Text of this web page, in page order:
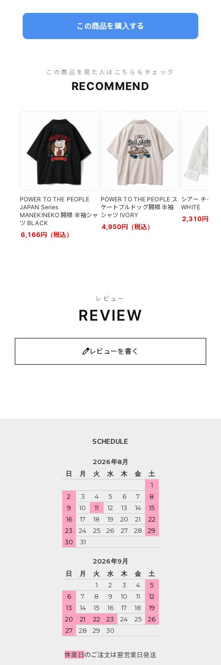
この商品を購入する
この商品を見た人はこちらもチェック
RECOMMEND
POWER TO THE PEOPLE
JAPAN Series
MANEKINEKO 開襟 半袖シャ
ツ BLACK
6,166円（税込）
POWER TO THE PEOPLE ス
ケートブルドッグ開襟 半袖
シャツ IVORY
4,950円（税込）
シアー チャイ
WHITE
2,310円（
レビュー
REVIEW
レビューを書く
SCHEDULE
2026年8月
日
月 火 水 木 金
土
1
2
3 4 5 6 7
8
9
10 11 12 13 14
15
16
17 18 19 20 21
22
23
24 25 26 27 28
29
30
31
2026年9月
日
月 火 水 木 金
土
1
2 3 4
5
6
7 8 9 10 11
12
13
14 15 16 17 18
19
20
21 22 23 24 25
26
27
28 29 30
休業日のご注文は翌営業日発送